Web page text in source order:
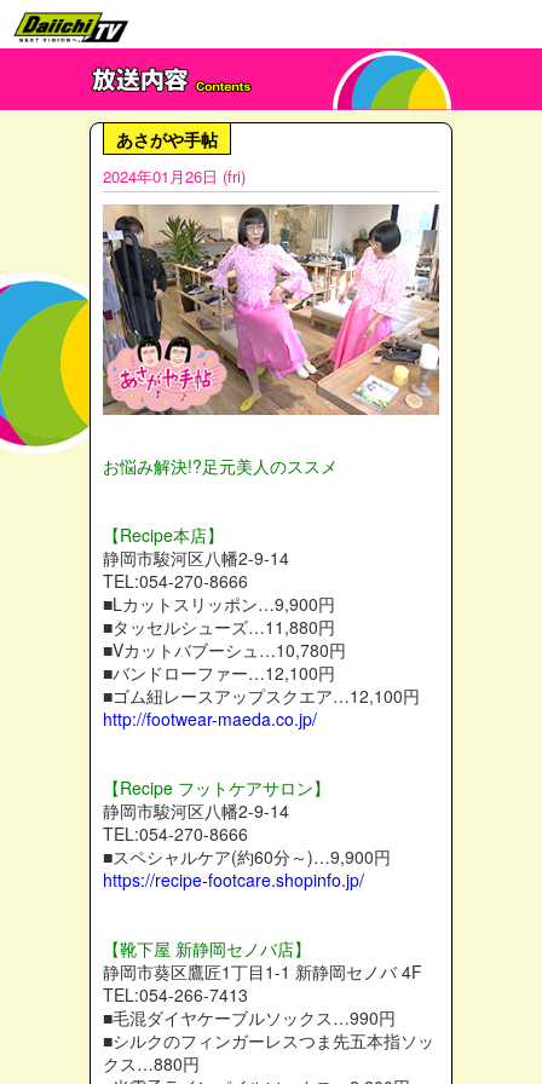
あさがや手帖
2024年01月26日 (fri)
お悩み解決!?足元美人のススメ
【Recipe本店】
静岡市駿河区八幡2-9-14
TEL:054-270-8666
■Lカットスリッポン…9,900円
■タッセルシューズ…11,880円
■Vカットバブーシュ…10,780円
■バンドローファー…12,100円
■ゴム紐レースアップスクエア…12,100円
http://footwear-maeda.co.jp/
【Recipe フットケアサロン】
静岡市駿河区八幡2-9-14
TEL:054-270-8666
■スペシャルケア(約60分～)…9,900円
https://recipe-footcare.shopinfo.jp/
【靴下屋 新静岡セノバ店】
静岡市葵区鷹匠1丁目1-1 新静岡セノバ 4F
TEL:054-266-7413
■毛混ダイヤケーブルソックス…990円
■シルクのフィンガーレスつま先五本指ソッ
クス…880円